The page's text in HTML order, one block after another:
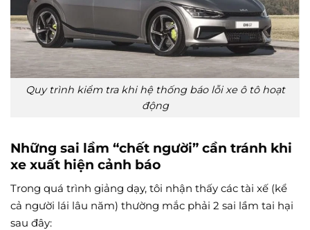
Quy trình kiểm tra khi hệ thống báo lỗi xe ô tô hoạt
động
Những sai lầm “chết người” cần tránh khi
xe xuất hiện cảnh báo
Trong quá trình giảng dạy, tôi nhận thấy các tài xế (kể
cả người lái lâu năm) thường mắc phải 2 sai lầm tai hại
sau đây: